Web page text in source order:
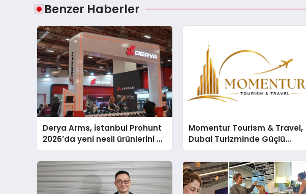
Benzer Haberler
Derya Arms, İstanbul Prohunt
2026’da yeni nesil ürünlerini ve
global marka vizyonunu
sergiledi
Momentur Tourism & Travel,
Dubai Turizminde Güçlü
Operasyon Ağıyla Fark
Yaratıyor